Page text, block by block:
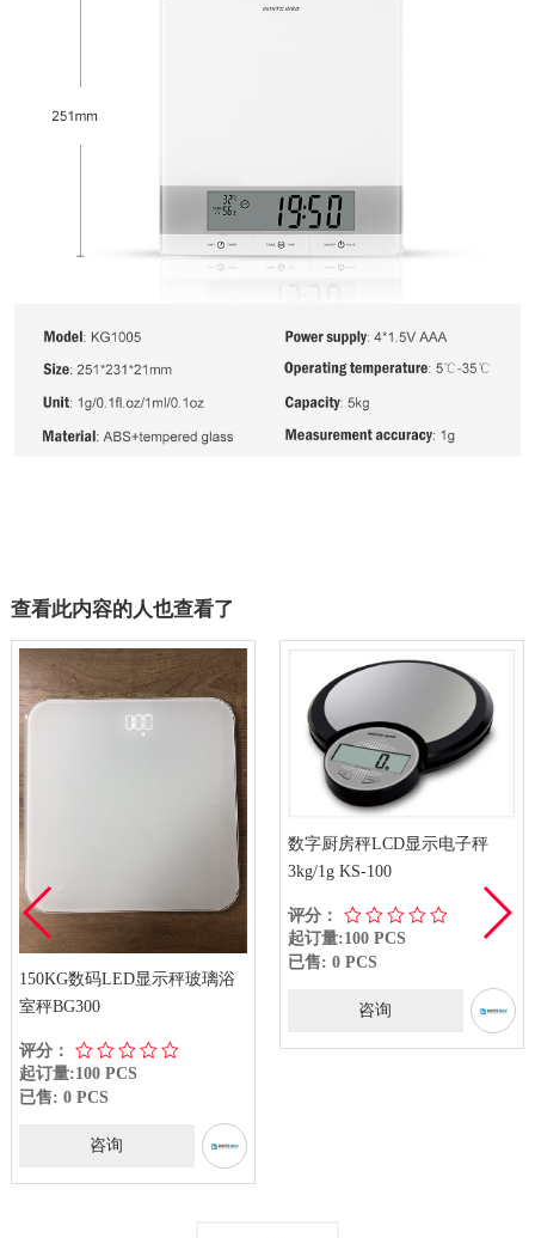
查看此内容的人也查看了
150KG数码LED显示秤玻璃浴
室秤BG300
评分：
起订量:100 PCS
已售: 0 PCS
咨询
数字厨房秤LCD显示电子秤
3kg/1g KS-100
评分：
起订量:100 PCS
已售: 0 PCS
咨询